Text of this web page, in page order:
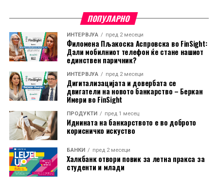
тврдењето дека засегнатите земји не преземаат
доволно активности за спречување на увоз на
производи изработени со принудна работа.
Ова е најновото во низата правни оспорувања на
трговската политика на Трамп. Претходно, повеќе
американски компании успеаја да издејствуваат
судски одлуки против дел од неговите царински
мерки, но администрацијата продолжи со
воведување нови ограничувања.
Подносителите на тужбата наведуваат дека, иако
американскиот закон дозволува воведување царини
во одредени случаи, историски тие биле насочени кон
конкретни земји или индустрии. Според нив,
ПОПУЛАРНО
ИНТЕРВЈУА пред 2 месеци
Филомена Пљакоска Аспровска во FinSight:
Дали мобилниот телефон ќе стане нашиот
единствен паричник?
ИНТЕРВЈУА пред 2 месеци
Дигитализацијата и довербата се
двигатели на новото банкарство – Беркан
Имери во FinSight
ПРОДУКТИ пред 1 месец
Иднината на банкарството е во доброто
корисничко искуство
БАНКИ пред 2 месеци
Халкбанк отвори повик за летна пракса за
студенти и млади